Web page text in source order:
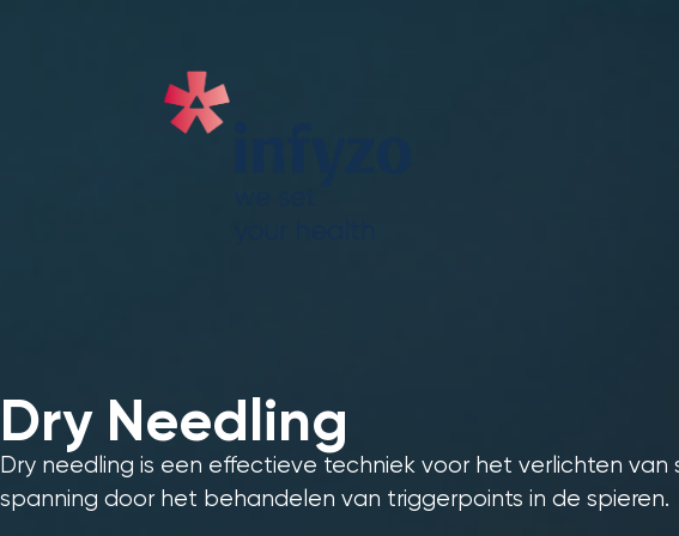
Dry Needling
Dry needling is een effectieve techniek voor het verlichten van
spanning door het behandelen van triggerpoints in de spieren.